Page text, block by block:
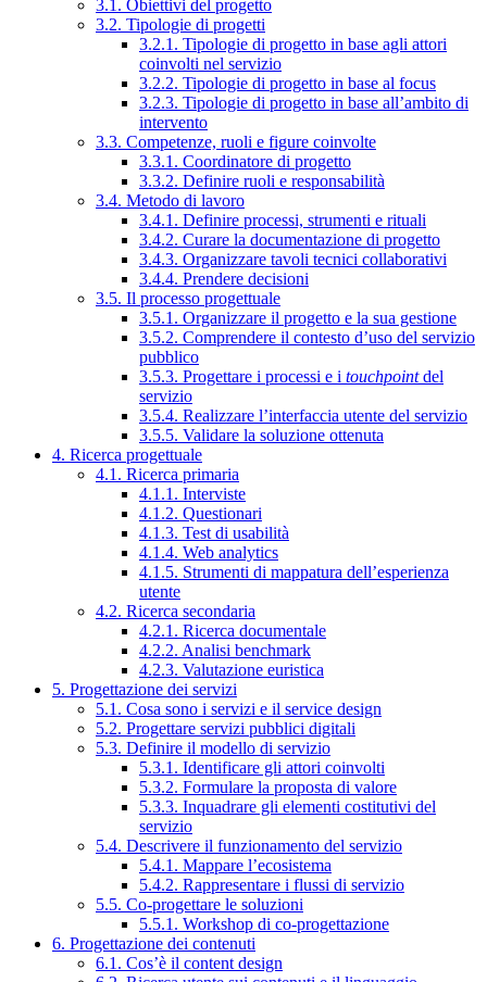
3.1. Obiettivi del progetto
3.2. Tipologie di progetti
3.2.1. Tipologie di progetto in base agli attori
coinvolti nel servizio
3.2.2. Tipologie di progetto in base al focus
3.2.3. Tipologie di progetto in base all’ambito di
intervento
3.3. Competenze, ruoli e figure coinvolte
3.3.1. Coordinatore di progetto
3.3.2. Definire ruoli e responsabilità
3.4. Metodo di lavoro
3.4.1. Definire processi, strumenti e rituali
3.4.2. Curare la documentazione di progetto
3.4.3. Organizzare tavoli tecnici collaborativi
3.4.4. Prendere decisioni
3.5. Il processo progettuale
3.5.1. Organizzare il progetto e la sua gestione
3.5.2. Comprendere il contesto d’uso del servizio
pubblico
3.5.3. Progettare i processi e i touchpointdel
servizio
3.5.4. Realizzare l’interfaccia utente del servizio
3.5.5. Validare la soluzione ottenuta
4. Ricerca progettuale
4.1. Ricerca primaria
4.1.1. Interviste
4.1.2. Questionari
4.1.3. Test di usabilità
4.1.4. Web analytics
4.1.5. Strumenti di mappatura dell’esperienza
utente
4.2. Ricerca secondaria
4.2.1. Ricerca documentale
4.2.2. Analisi benchmark
4.2.3. Valutazione euristica
5. Progettazione dei servizi
5.1. Cosa sono i servizi e il service design
5.2. Progettare servizi pubblici digitali
5.3. Definire il modello di servizio
5.3.1. Identificare gli attori coinvolti
5.3.2. Formulare la proposta di valore
5.3.3. Inquadrare gli elementi costitutivi del
servizio
5.4. Descrivere il funzionamento del servizio
5.4.1. Mappare l’ecosistema
5.4.2. Rappresentare i flussi di servizio
5.5. Co-progettare le soluzioni
5.5.1. Workshop di co-progettazione
6. Progettazione dei contenuti
6.1. Cos’è il content design